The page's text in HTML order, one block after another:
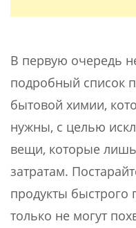
В первую очередь
подробный список
бытовой химии,
нужны, с целью
вещи, которые
затратам.
продукты быстрого
только не могут